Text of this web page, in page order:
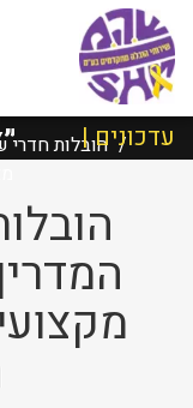
הובלותעדכונים |
ת״א